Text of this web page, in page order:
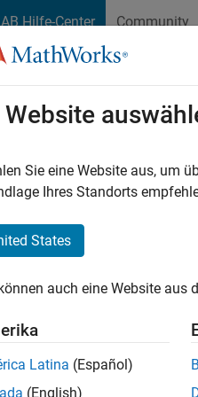
Hilfe-Center Community
Customization
Website
Sie eine Website aus, um
Ihres Standorts
States
auch eine Website aus
Latina (Español)
(English)